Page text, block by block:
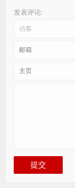
发表评论: